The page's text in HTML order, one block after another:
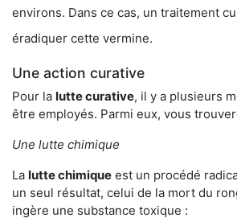
environs. Dans ce cas, un traitement
éradiquer cette vermine.
Une action curative
Pour la lutte curative, il y a plusieurs
être employés. Parmi eux, vous
Une lutte chimique
La lutte chimique est un procédé
un seul résultat, celui de la mort du
ingère une substance toxique :